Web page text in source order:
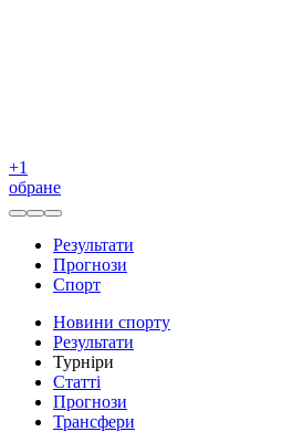
+1
обране
Результати
Прогнози
Спорт
Новини спорту
Результати
Турніри
Статті
Прогнози
Трансфери